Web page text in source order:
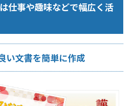
仕事や趣味などで幅広く活
い文書を簡単に作成